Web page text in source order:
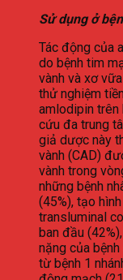
Sử dụng ở
Tác động của
do bệnh tim
vành và xơ
thử nghiệm
amlodipin trên
cứu đa trung
giả dược này
vành (CAD)
vành trong
những bệnh
(45%), tạo
transluminal
ban đầu
nặng của
từ bệnh 1